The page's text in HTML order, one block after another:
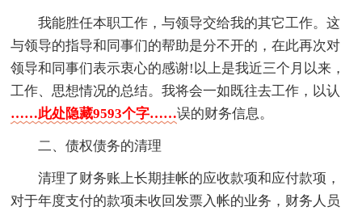
我能胜任本职工作，与领导交给我的其它工作。这
与领导的指导和同事们的帮助是分不开的，在此再次对
领导和同事们表示衷心的感谢!以上是我近三个月以来，
工作、思想情况的总结。我将会一如既往去工作，以认
……此处隐藏9593个字……误的财务信息。
二、债权债务的清理
清理了财务账上长期挂帐的应收款项和应付款项，
对于年度支付的款项未收回发票入帐的业务，财务人员